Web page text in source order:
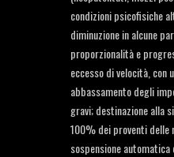
condizioni psicofisiche
diminuzione in alcune
proporzionalità e
eccesso di velocità, con
abbassamento degli
gravi; destinazione alla
100% dei proventi delle
sospensione